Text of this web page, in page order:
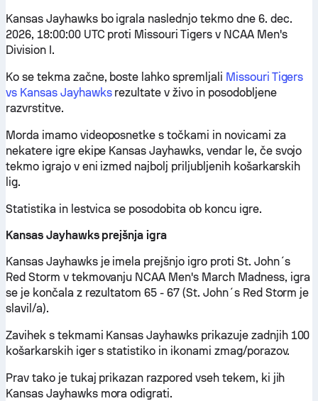
Kansas Jayhawks bo igrala naslednjo tekmo dne 6. dec.
2026, 18:00:00 UTC proti Missouri Tigers v NCAA Men's
Division I.
Ko se tekma začne, boste lahko spremljali Missouri Tigers
vs Kansas Jayhawksrezultate v živo in posodobljene
razvrstitve.
Morda imamo videoposnetke s točkami in novicami za
nekatere igre ekipe Kansas Jayhawks, vendar le, če svojo
tekmo igrajo v eni izmed najbolj priljubljenih košarkarskih
lig.
Statistika in lestvica se posodobita ob koncu igre.
Kansas Jayhawks prejšnja igra
Kansas Jayhawks je imela prejšnjo igro proti St. John´s
Red Storm v tekmovanju NCAA Men's March Madness, igra
se je končala z rezultatom 65 - 67 (St. John´s Red Storm je
slavil/a).
Zavihek s tekmami Kansas Jayhawks prikazuje zadnjih 100
košarkarskih iger s statistiko in ikonami zmag/porazov.
Prav tako je tukaj prikazan razpored vseh tekem, ki jih
Kansas Jayhawks mora odigrati.